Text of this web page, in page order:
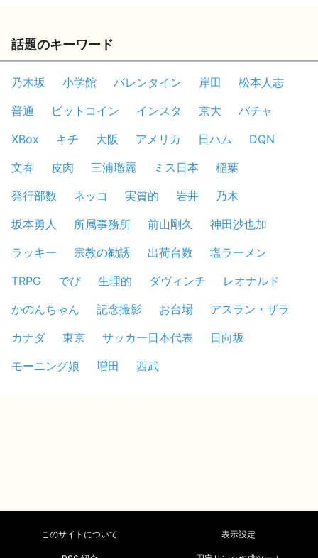
話題のキーワード
乃木坂 小学館 バレンタイン 岸田
松本人志
普通
ビットコイン インスタ 京大
バチャ
XBox
キチ 大阪 アメリカ 日ハム
DQN
文春
皮肉 三浦瑠麗 ミス日本
稲葉
発行部数
ネッコ 実質的 岩井
乃木
坂本勇人
所属事務所 前山剛久
神田沙也加
ラッキー
宗教の勧誘 出荷台数
塩ラーメン
TRPG
でび 生理的 ダヴィンチ
レオナルド
かのんちゃん
記念撮影 お台場
アスラン・ザラ
カナダ
東京 サッカー日本代表
日向坂
モーニング娘
増田 西武
このサイトについて 表示設定